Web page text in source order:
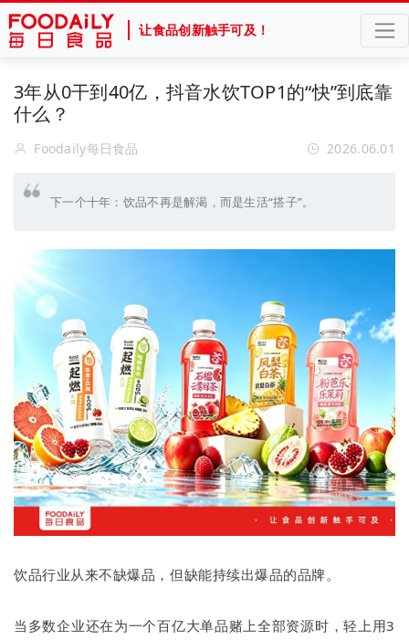
让食品创新触手可及！
3年从0干到40亿，抖音水饮TOP1的“快”到底靠
什么？
Foodaily每日食品 2026.06.01
下一个十年：饮品不再是解渴，而是生活“搭子”。
饮品行业从来不缺爆品，但缺能持续出爆品的品牌。
当多数企业还在为一个百亿大单品赌上全部资源时，轻上用3